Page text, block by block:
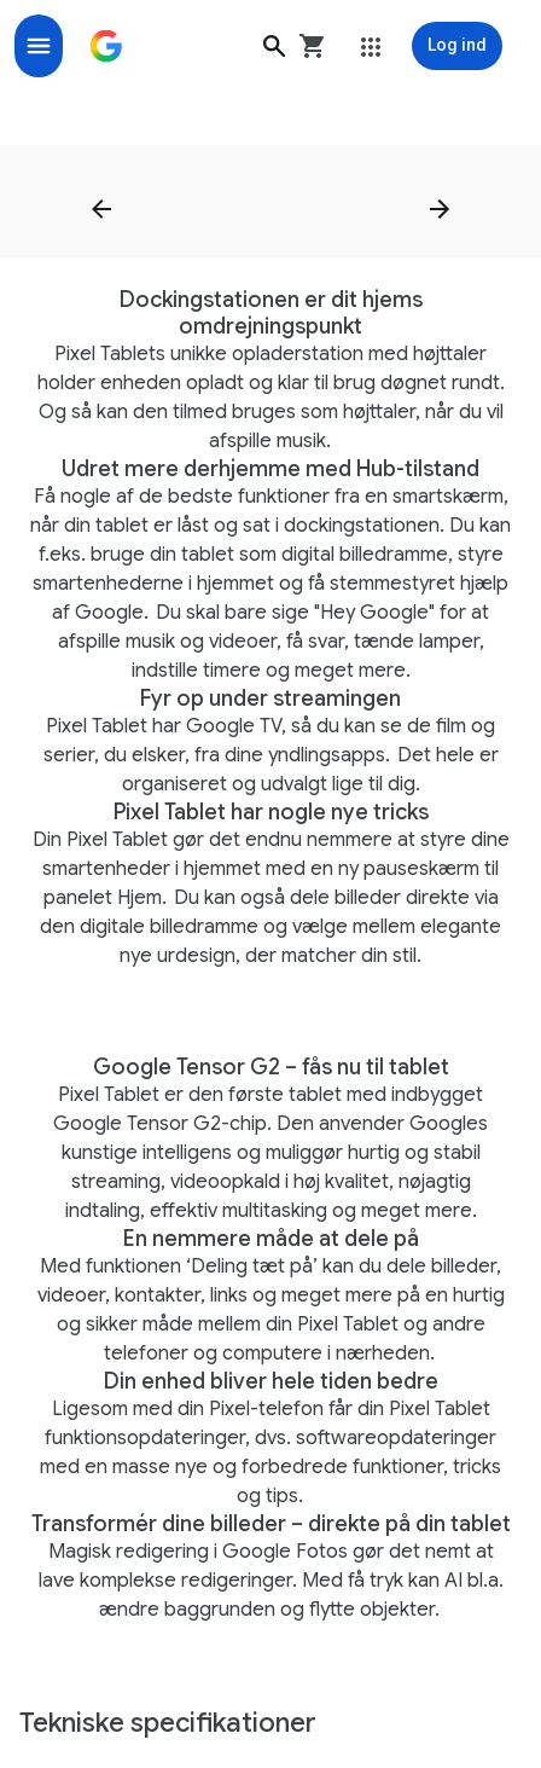
Log ind
Dockingstationen er dit hjems
omdrejningspunkt
Pixel Tablets unikke opladerstation med højttaler
holder enheden opladt og klar til brug døgnet rundt.
Og så kan den tilmed bruges som højttaler, når du vil
afspille musik.
Udret mere derhjemme med Hub-tilstand
Få nogle af de bedste funktioner fra en smartskærm,
når din tablet er låst og sat i dockingstationen. Du kan
f.eks. bruge din tablet som digital billedramme, styre
smartenhederne i hjemmet og få stemmestyret hjælp
af Google. Du skal bare sige "Hey Google" for at
afspille musik og videoer, få svar, tænde lamper,
indstille timere og meget mere.
Fyr op under streamingen
Pixel Tablet har Google TV, så du kan se de film og
serier, du elsker, fra dine yndlingsapps. Det hele er
organiseret og udvalgt lige til dig.
Pixel Tablet har nogle nye tricks
Din Pixel Tablet gør det endnu nemmere at styre dine
smartenheder i hjemmet med en ny pauseskærm til
panelet Hjem. Du kan også dele billeder direkte via
den digitale billedramme og vælge mellem elegante
nye urdesign, der matcher din stil.
Google Tensor G2 – fås nu til tablet
Pixel Tablet er den første tablet med indbygget
Google Tensor G2-chip. Den anvender Googles
kunstige intelligens og muliggør hurtig og stabil
streaming, videoopkald i høj kvalitet, nøjagtig
indtaling, effektiv multitasking og meget mere.
En nemmere måde at dele på
Med funktionen ‘Deling tæt på’ kan du dele billeder,
videoer, kontakter, links og meget mere på en hurtig
og sikker måde mellem din Pixel Tablet og andre
telefoner og computere i nærheden.
Din enhed bliver hele tiden bedre
Ligesom med din Pixel-telefon får din Pixel Tablet
funktionsopdateringer, dvs. softwareopdateringer
med en masse nye og forbedrede funktioner, tricks
og tips.
Transformér dine billeder – direkte på din tablet
Magisk redigering i Google Fotos gør det nemt at
lave komplekse redigeringer. Med få tryk kan AI bl.a.
ændre baggrunden og flytte objekter.
Tekniske specifikationer